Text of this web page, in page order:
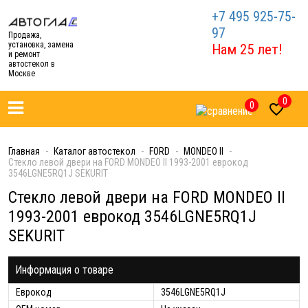
Продажа,
установка, замена
и ремонт
автостекол в
Москве
+7 495 925-75-
97
Нам 25 лет!
0 0
Главная Каталог автостекол FORD
MONDEO II
Стекло левой двери на FORD MONDEO II 1993-2001 еврокод
3546LGNE5RQ1J SEKURIT
Стекло левой двери на FORD MONDEO II
1993-2001 еврокод 3546LGNE5RQ1J
SEKURIT
Информация о товаре
Еврокод
3546LGNE5RQ1J